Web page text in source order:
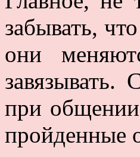
забывать,
они
завязывать.
при
пройденные